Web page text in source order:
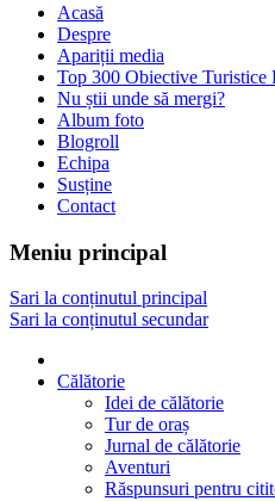
Acasă
Despre
Apariții media
Top 300 Obiective Turistice
Nu știi unde să mergi?
Album foto
Blogroll
Echipa
Susține
Contact
Meniu principal
Sari la conținutul principal
Sari la conținutul secundar
Călătorie
Idei de călătorie
Tur de oraș
Jurnal de călătorie
Aventuri
Răspunsuri pentru